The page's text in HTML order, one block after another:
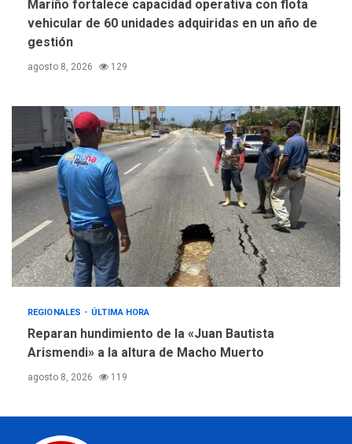
Mariño fortalece capacidad operativa con flota
vehicular de 60 unidades adquiridas en un año de
gestión
agosto 8, 2026 129
REGIONALES ÚLTIMA HORA
Reparan hundimiento de la «Juan Bautista
Arismendi» a la altura de Macho Muerto
agosto 8, 2026 119